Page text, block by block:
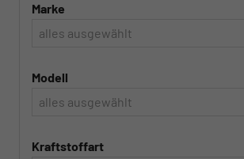
Marke
alles ausgewählt
Modell
alles ausgewählt
Kraftstoffart